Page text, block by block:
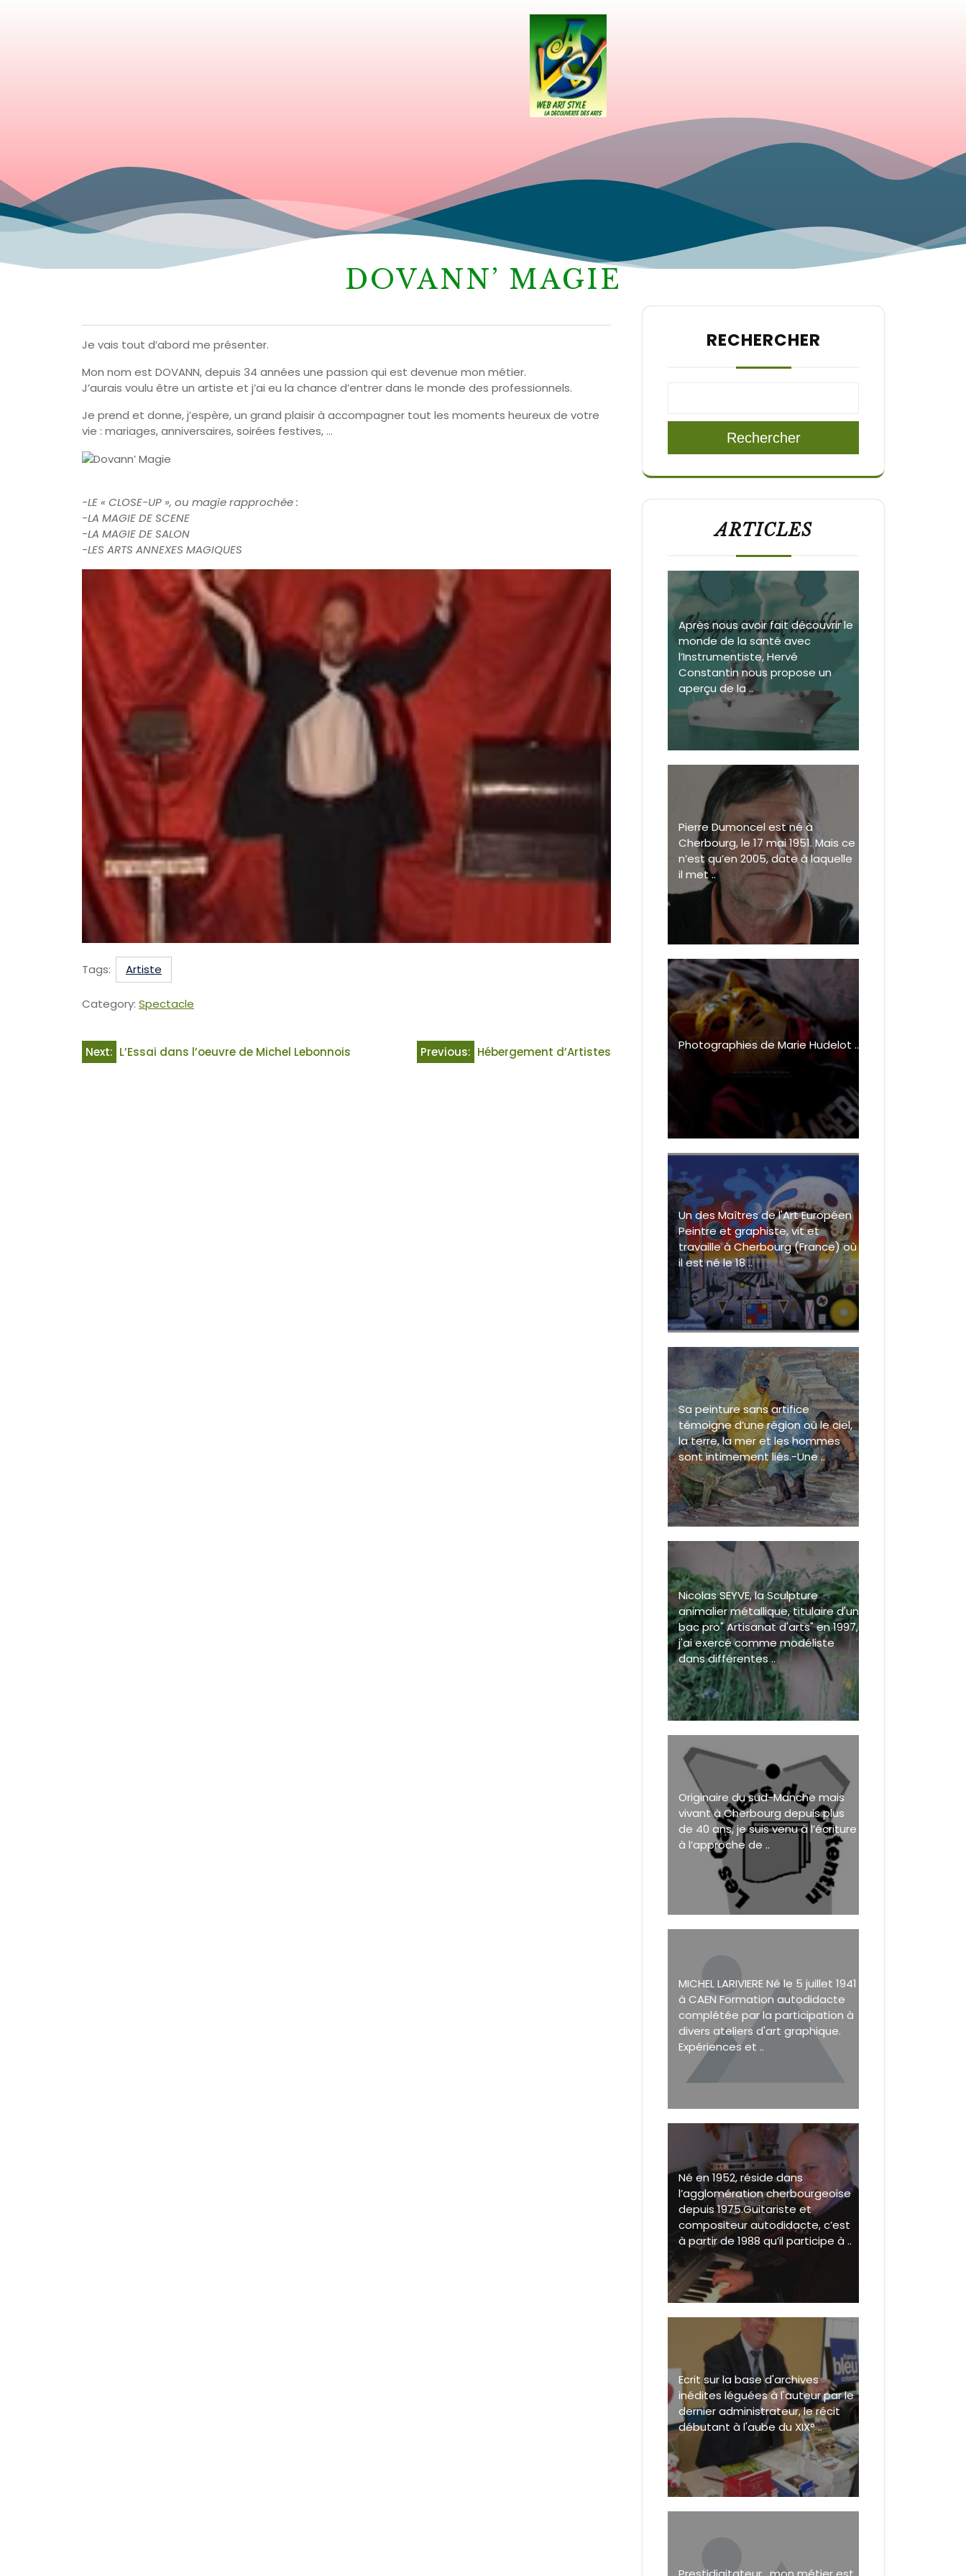
DOVANN’ MAGIE
Je vais tout d’abord me présenter.
Mon nom est DOVANN, depuis 34 années une passion qui est devenue mon métier.
J’aurais voulu être un artiste et j’ai eu la chance d’entrer dans le monde des professionnels.
Je prend et donne, j’espère, un grand plaisir à accompagner tout les moments heureux de votre
vie : mariages, anniversaires, soirées festives, …
-LE « CLOSE-UP », ou magie rapprochée :
-LA MAGIE DE SCENE
-LA MAGIE DE SALON
-LES ARTS ANNEXES MAGIQUES
Tags: Artiste
Category: Spectacle
Previous: Hébergement d’Artistes
Next: L’Essai dans l’oeuvre de Michel Lebonnois
RECHERCHER
Rechercher
ARTICLES
Après nous avoir fait découvrir le
monde de la santé avec
l’Instrumentiste, Hervé
Constantin nous propose un
aperçu de la ..
Pierre Dumoncel est né à
Cherbourg, le 17 mai 1951. Mais ce
n’est qu’en 2005, date à laquelle
il met ..
Photographies de Marie Hudelot ..
Un des Maîtres de l'Art Européen
Peintre et graphiste, vit et
travaille à Cherbourg (France) où
il est né le 18 ..
Sa peinture sans artifice
témoigne d’une région où le ciel,
la terre, la mer et les hommes
sont intimement liés.-Une ..
Nicolas SEYVE, la Sculpture
animalier métallique, titulaire d'un
bac pro" Artisanat d'arts" en 1997,
j'ai exercé comme modéliste
dans différentes ..
Originaire du sud-Manche mais
vivant à Cherbourg depuis plus
de 40 ans, je suis venu à l’écriture
à l’approche de ..
MICHEL LARIVIERE Né le 5 juillet 1941
à CAEN Formation autodidacte
complétée par la participation à
divers ateliers d'art graphique.
Expériences et ..
Né en 1952, réside dans
l’agglomération cherbourgeoise
depuis 1975.Guitariste et
compositeur autodidacte, c’est
à partir de 1988 qu’il participe à ..
Ecrit sur la base d'archives
inédites léguées à l'auteur par le
dernier administrateur, le récit
débutant à l'aube du XIX° ..